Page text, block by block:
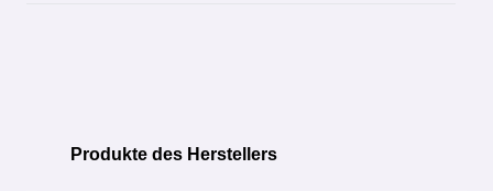
Produktgalerie überspringen
Produkte des Herstellers